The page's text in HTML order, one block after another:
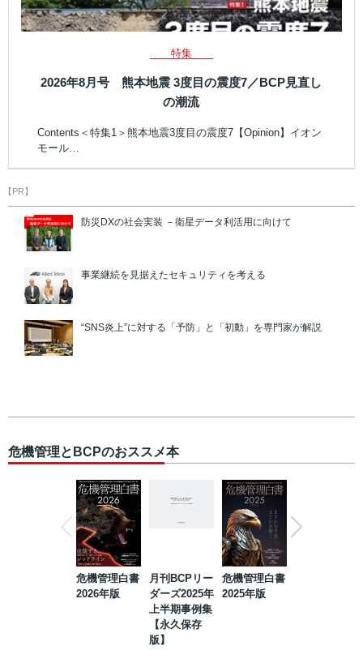
特集
2026年8月号 熊本地震 3度目の震度7／BCP見直し
の潮流
Contents＜特集1＞熊本地震3度目の震度7【Opinion】イオン
モール…
【PR】
防災DXの社会実装 －衛星データ利活用に向けて
事業継続を見据えたセキュリティを考える
“SNS炎上”に対する「予防」と「初動」を専門家が解説
危機管理とBCPのおススメ本
危機管理白書
2026年版
月刊BCPリー
ダーズ2025年
上半期事例集
【永久保存
版】
危機管理白書
2025年版